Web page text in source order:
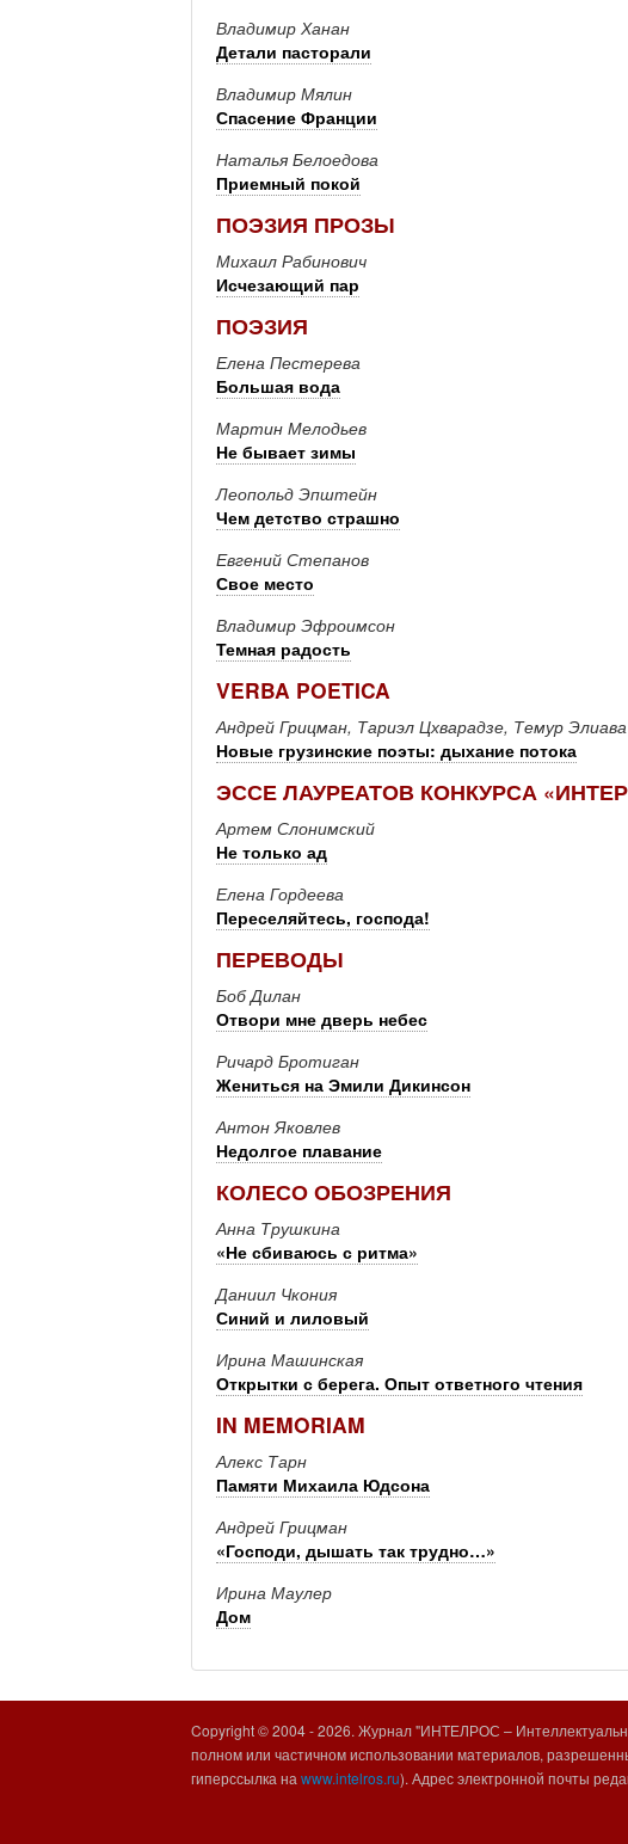
Владимир Ханан
Детали пасторали
Владимир Мялин
Спасение Франции
Наталья Белоедова
Приемный покой
ПОЭЗИЯ ПРОЗЫ
Михаил Рабинович
Исчезающий пар
ПОЭЗИЯ
Елена Пестерева
Большая вода
Мартин Мелодьев
Не бывает зимы
Леопольд Эпштейн
Чем детство страшно
Евгений Степанов
Свое место
Владимир Эфроимсон
Темная радость
VERBA POETICA
Андрей Грицман, Тариэл Цхварадзе, Темур Элиава
Новые грузинские поэты: дыхание потока
ЭССЕ ЛАУРЕАТОВ КОНКУРСА
Артем Слонимский
Не только ад
Елена Гордеева
Переселяйтесь, господа!
ПЕРЕВОДЫ
Боб Дилан
Отвори мне дверь небес
Ричард Бротиган
Жениться на Эмили Дикинсон
Антон Яковлев
Недолгое плавание
КОЛЕСО ОБОЗРЕНИЯ
Анна Трушкина
«Не сбиваюсь с ритма»
Даниил Чкония
Синий и лиловый
Ирина Машинская
Открытки с берега. Опыт ответного чтения
IN MEMORIAM
Алекс Тарн
Памяти Михаила Юдсона
Андрей Грицман
«Господи, дышать так трудно…»
Ирина Маулер
Дом
Copyright © 2004 -2026. Журнал "ИНТЕЛРОС –
полном или частичном использовании материалов,
гиперссылка на www.intelros.ru). Адрес электронной почты